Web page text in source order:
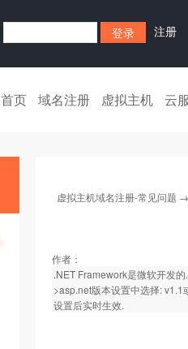
注册
首页 域名注册 虚拟主机 云
虚拟主机域名注册-常见问题
作者：
.NET Framework是微软开发
>asp.net版本设置中选择: v1.1
设置后实时生效.